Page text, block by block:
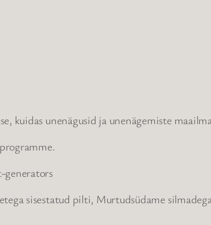
kuidas unenägusid ja unenägemiste
sisestatud pilti, Murtudsüdame